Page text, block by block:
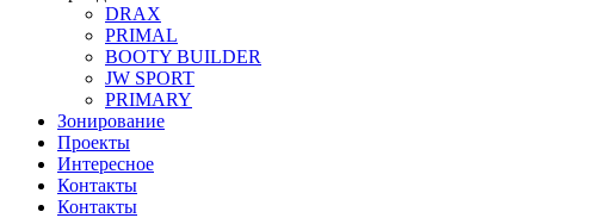
DRAX
PRIMAL
BOOTY BUILDER
JW SPORT
PRIMARY
Зонирование
Проекты
Интересное
Контакты
Контакты